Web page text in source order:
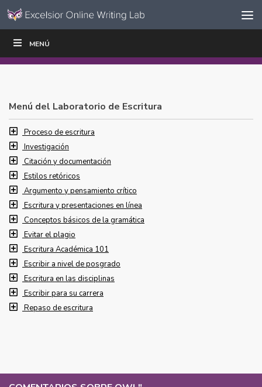
Ir al contenido
navegación
MENÚ
ESCRIBIR
Menú del Laboratorio de Escritura
Proceso de escritura
Investigación
Citación y documentación
Estilos retóricos
Argumento y pensamiento crítico
Escritura y presentaciones en línea
Conceptos básicos de la gramática
Evitar el plagio
Escritura Académica 101
Escribir a nivel de posgrado
Escritura en las disciplinas
Escribir para su carrera
Repaso de escritura